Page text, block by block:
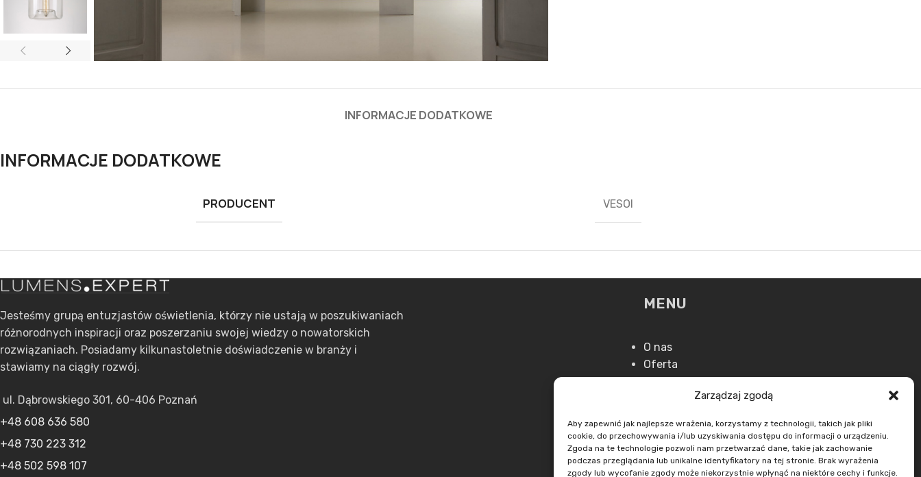
Zarządzaj zgodą
Aby zapewnić jak najlepsze wrażenia, korzystamy z technologii, takich jak pliki
cookie, do przechowywania i/lub uzyskiwania dostępu do informacji o urządzeniu.
Zgoda na te technologie pozwoli nam przetwarzać dane, takie jak zachowanie
podczas przeglądania lub unikalne identyfikatory na tej stronie. Brak wyrażenia
zgody lub wycofanie zgody może niekorzystnie wpłynąć na niektóre cechy i funkcje.
INFORMACJE DODATKOWE
INFORMACJE DODATKOWE
PRODUCENT VESOI
Jesteśmy grupą entuzjastów oświetlenia, którzy nie ustają w poszukiwaniach
różnorodnych inspiracji oraz poszerzaniu swojej wiedzy o nowatorskich
rozwiązaniach. Posiadamy kilkunastoletnie doświadczenie w branży i
stawiamy na ciągły rozwój.
ul. Dąbrowskiego 301, 60-406 Poznań
+48 608 636 580
+48 730 223 312
+48 502 598 107
MENU
O nas
Oferta
Aktualności